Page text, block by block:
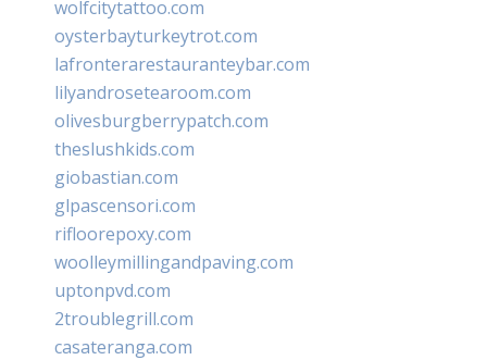
wolfcitytattoo.com
oysterbayturkeytrot.com
lafronterarestauranteybar.com
lilyandrosetearoom.com
olivesburgberrypatch.com
theslushkids.com
giobastian.com
glpascensori.com
rifloorepoxy.com
woolleymillingandpaving.com
uptonpvd.com
2troublegrill.com
casateranga.com